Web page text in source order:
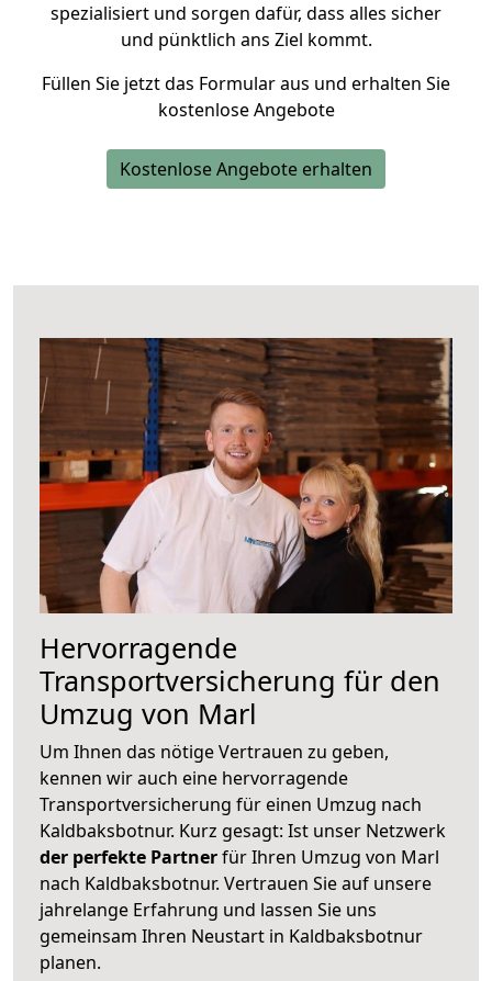
spezialisiert und sorgen dafür, dass alles sicher
und pünktlich ans Ziel kommt.
Füllen Sie jetzt das Formular aus und erhalten Sie
kostenlose Angebote
Kostenlose Angebote erhalten
Hervorragende
Transportversicherung für den
Umzug von Marl
Um Ihnen das nötige Vertrauen zu geben,
kennen wir auch eine hervorragende
Transportversicherung für einen Umzug nach
Kaldbaksbotnur. Kurz gesagt: Ist unser Netzwerk
der perfekte Partnerfür Ihren Umzug von Marl
nach Kaldbaksbotnur. Vertrauen Sie auf unsere
jahrelange Erfahrung und lassen Sie uns
gemeinsam Ihren Neustart in Kaldbaksbotnur
planen.